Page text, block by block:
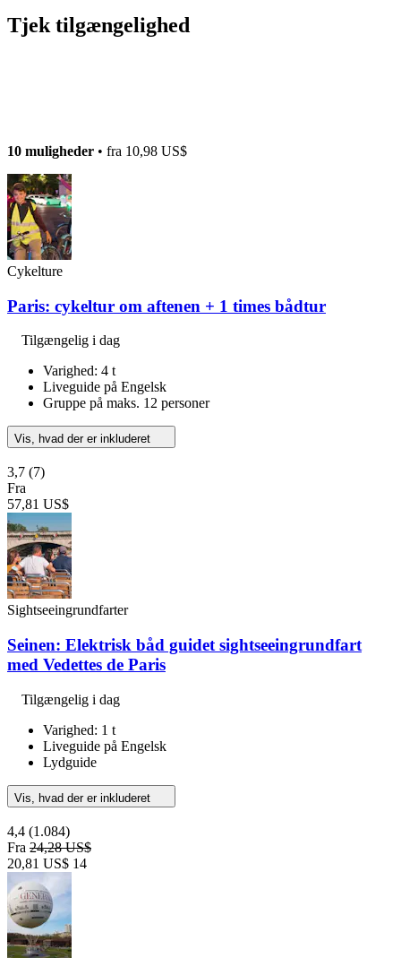
Tjek tilgængelighed
10 muligheder • fra 10,98 US$
Cykelture
Paris: cykeltur om aftenen + 1 times bådtur
Tilgængelig i dag
Varighed: 4 t
Liveguide på Engelsk
Gruppe på maks. 12 personer
Vis, hvad der er inkluderet
3,7 (7)
Fra
57,81 US$
Sightseeingrundfarter
Seinen: Elektrisk båd guidet sightseeingrundfart
med Vedettes de Paris
Tilgængelig i dag
Varighed: 1 t
Liveguide på Engelsk
Lydguide
Vis, hvad der er inkluderet
4,4 (1.084)
Fra 24,28 US$
20,81 US$ 14